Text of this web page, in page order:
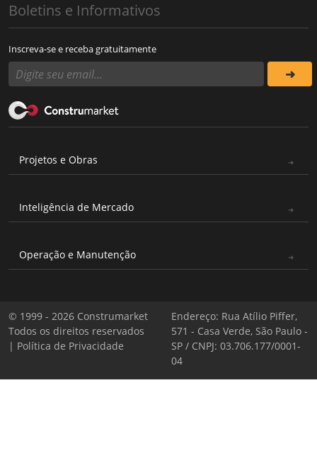
Boletins e Informativos
Inscreva-se e receba gratuitamente
Projetos e Obras
Inteligência de Mercado
Operação e Manutenção
© 1999 - 2026 Construmarket
Todos os direitos reservados
| Política de Privacidade
Endereço: Rua Atílio Piffer,
571 - Casa Verde, São Paulo -
SP / CNPJ: 03.706.177/0001-
04